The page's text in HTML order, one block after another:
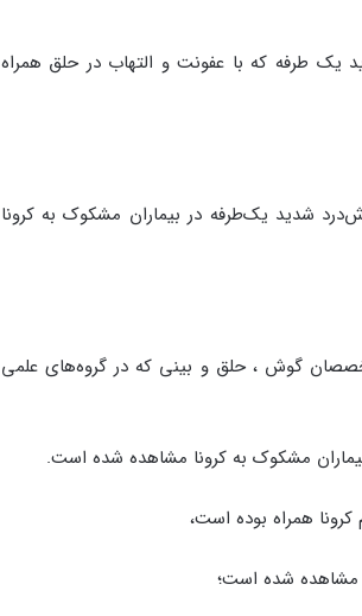
یک طرفه که با عفونت و التهاب در حلق همراه
شدید یک‌طرفه در بیماران مشکوک به کرونا
گوش ، حلق و بینی که در گروه‌های علمی
مشکوک به کرونا مشاهده شده است.
کرونا همراه بوده است،
شده است؛